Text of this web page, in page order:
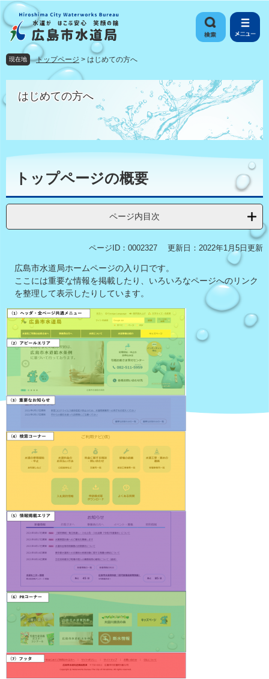
ペ
ー
先
で
。
メ
ニ
を
ば
て
現在地 トップページ > はじめての方へ
はじめての方へ
本
トップページの概要
ページ内目次
ページID：0002327 更新日：2022年1月5日更新
広島市水道局ホームページの入り口です。
ここには重要な情報を掲載したり、いろいろなページへのリンク
を整理して表示したりしています。